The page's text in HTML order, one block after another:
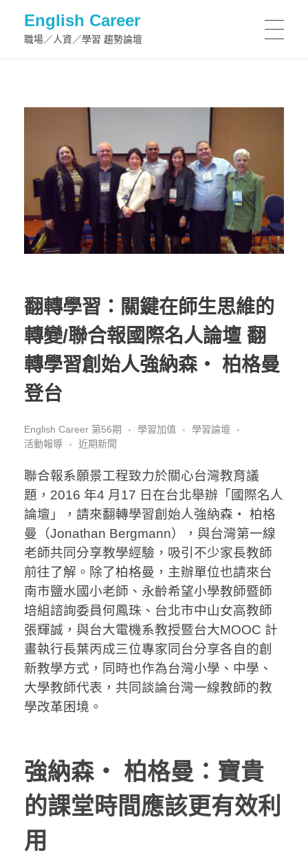
English Career
職場／人資／學習 趨勢論壇
翻轉學習：關鍵在師生思維的
轉變/聯合報國際名人論壇 翻
轉學習創始人強納森‧ 柏格曼
登台
English Career 第56期 學習加值
學習論壇
活動報導
近期新聞
聯合報系願景工程致力於關心台灣教育議
題，2016 年4 月17 日在台北舉辦「國際名人
論壇」，請來翻轉學習創始人強納森‧ 柏格
曼（Jonathan Bergmann），與台灣第一線
老師共同分享教學經驗，吸引不少家長教師
前往了解。除了柏格曼，主辦單位也請來台
南市鹽水國小老師、永齡希望小學教師暨師
培組諮詢委員何鳳珠、台北市中山女高教師
張輝誠，與台大電機系教授暨台大MOOC 計
畫執行長葉丙成三位專家同台分享各自的創
新教學方式，同時也作為台灣小學、中學、
大學教師代表，共同談論台灣一線教師的教
學改革困境。
強納森‧ 柏格曼：寶貴
的課堂時間應該更有效利
用